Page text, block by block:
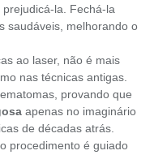
la. Fechá-la
saudáveis, melhorando o
ao laser, não é mais
nas técnicas antigas.
provando que
apenas no imaginário
de décadas atrás.
procedimento é guiado